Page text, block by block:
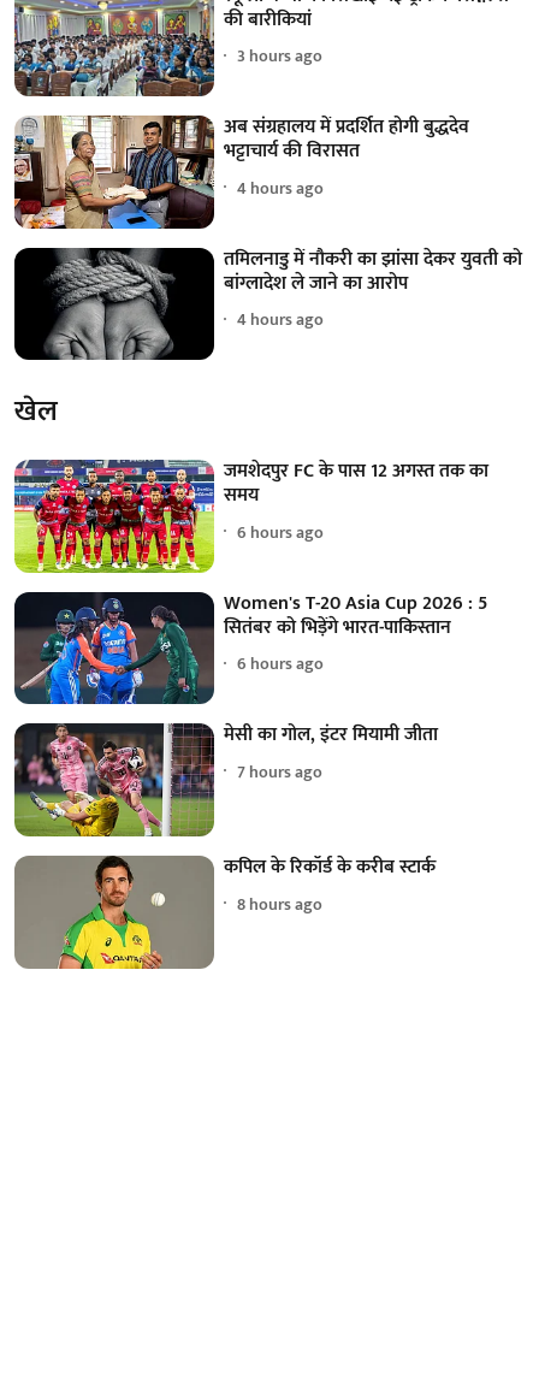
की बारीकियां
3 hours ago
अब संग्रहालय में प्रदर्शित होगी बुद्धदेव
भट्टाचार्य की विरासत
4 hours ago
तमिलनाडु में नौकरी का झांसा देकर युवती को
बांग्लादेश ले जाने का आरोप
4 hours ago
खेल
जमशेदपुर FC के पास 12 अगस्त तक का
समय
6 hours ago
Women's T-20 Asia Cup 2026 : 5
सितंबर को भिड़ेंगे भारत-पाकिस्तान
6 hours ago
मेसी का गोल, इंटर मियामी जीता
7 hours ago
कपिल के रिकॉर्ड के करीब स्टार्क
8 hours ago